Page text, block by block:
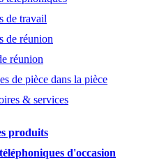
de travail
de réunion
réunion
de pièce dans la pièce
& services
produits
d'occasion